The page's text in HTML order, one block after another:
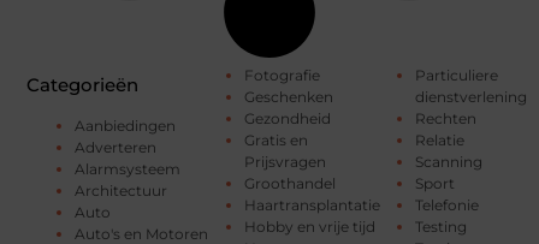
Categorieën
Aanbiedingen
Adverteren
Alarmsysteem
Architectuur
Auto
Auto's en Motoren
Fotografie
Geschenken
Gezondheid
Gratis en
Prijsvragen
Groothandel
Haartransplantatie
Hobby en vrije tijd
Particuliere
dienstverlening
Rechten
Relatie
Scanning
Sport
Telefonie
Testing